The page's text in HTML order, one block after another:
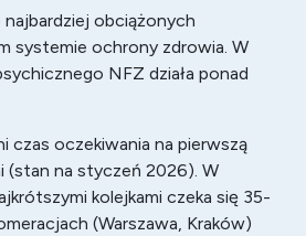
obciążonych
systemie ochrony zdrowia. W
NFZ działa ponad
czas oczekiwania na pierwszą
na styczeń 2026). W
kolejkami czeka się 35-
(Warszawa, Kraków)